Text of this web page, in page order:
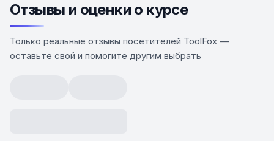
Отзывы и оценки о курсе
Только реальные отзывы посетителей ToolFox —
оставьте свой и помогите другим выбрать